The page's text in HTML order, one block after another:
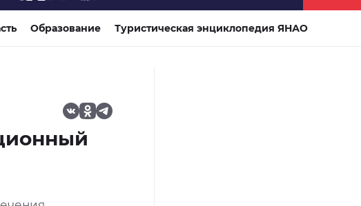
Образование Туристическая энциклопедия ЯНАО